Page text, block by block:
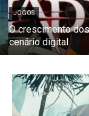
JOGOS
O crescimento
cenário digital